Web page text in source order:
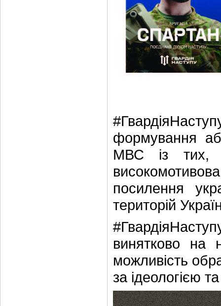
формування
МВС із тих,
посилення
територій
винятково на
можливість
за ідеологією